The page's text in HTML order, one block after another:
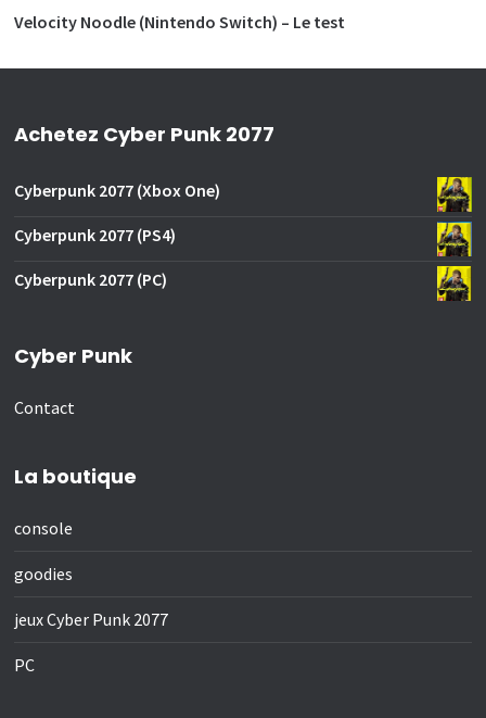
Velocity Noodle (Nintendo Switch) – Le test
Achetez Cyber Punk 2077
Cyberpunk 2077 (Xbox One)
Cyberpunk 2077 (PS4)
Cyberpunk 2077 (PC)
Cyber Punk
Contact
La boutique
console
goodies
jeux Cyber Punk 2077
PC